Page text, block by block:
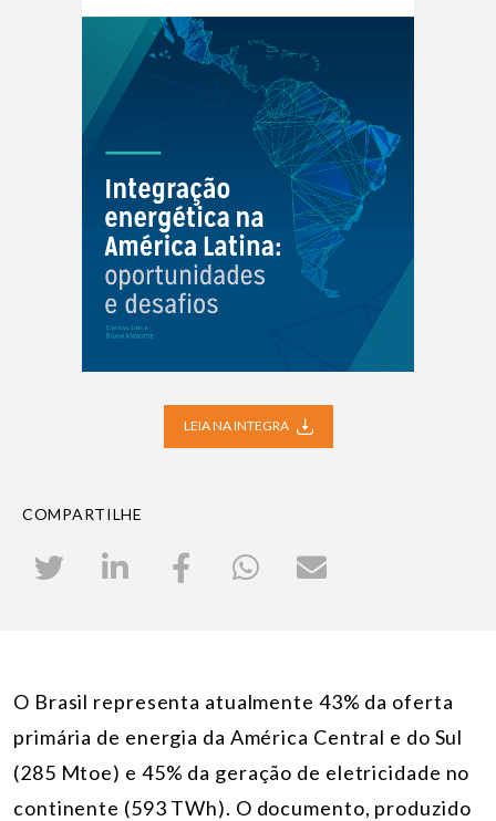
LEIA NA INTEGRA
COMPARTILHE
O Brasil representa atualmente 43% da oferta
primária de energia da América Central e do Sul
(285 Mtoe) e 45% da geração de eletricidade no
continente (593 TWh). O documento, produzido